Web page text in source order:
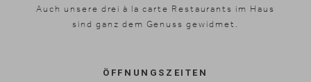
Auch unsere drei à la carte Restaurants im Haus
sind ganz dem Genuss gewidmet.
ÖFFNUNGSZEITEN